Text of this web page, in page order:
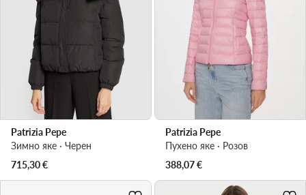
Patrizia Pepe
Зимно яке · Черен
715,30€
Patrizia Pepe
Пухено яке · Розов
388,07€